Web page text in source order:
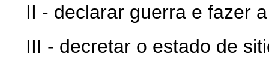
II - declarar guerra e fazer
III - decretar o estado de